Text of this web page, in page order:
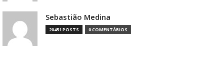
Sebastião Medina
20451 POSTS 0 COMENTÁRIOS